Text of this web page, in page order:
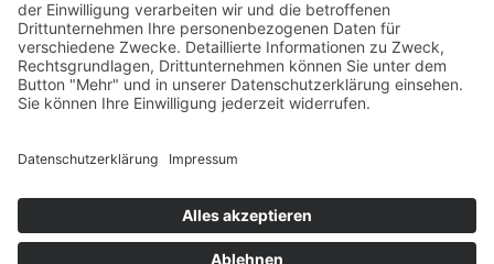
Navigation
überspringen
LÖSUNGEN
IMPRESSUM
DATENSCHUTZ
Kundenbewertungen und Erfahrungen zu
Thomas Harneit
52
39